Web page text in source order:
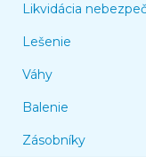
Likvidácia
Lešenie
Váhy
Balenie
Zásobníky